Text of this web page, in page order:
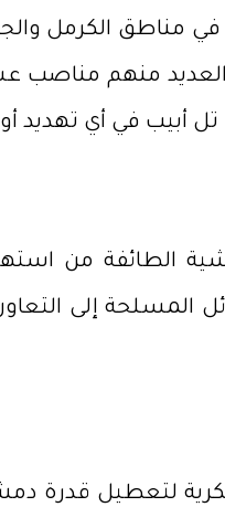
الدروز، حيث يعيش نحو 130 ألف درزي
منهم مناصب
تل أبيب في أي تهديد
الطائفة من
المسلحة إلى
لتعطيل قدرة